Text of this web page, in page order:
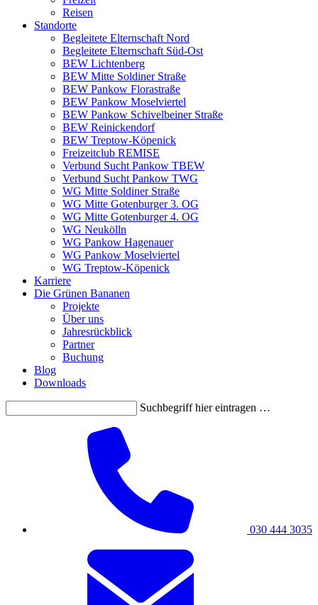
Reisen
Standorte
Begleitete Elternschaft Nord
Begleitete Elternschaft Süd-Ost
BEW Lichtenberg
BEW Mitte Soldiner Straße
BEW Pankow Florastraße
BEW Pankow Moselviertel
BEW Pankow Schivelbeiner Straße
BEW Reinickendorf
BEW Treptow-Köpenick
Freizeitclub REMISE
Verbund Sucht Pankow TBEW
Verbund Sucht Pankow TWG
WG Mitte Soldiner Straße
WG Mitte Gotenburger 3. OG
WG Mitte Gotenburger 4. OG
WG Neukölln
WG Pankow Hagenauer
WG Pankow Moselviertel
WG Treptow-Köpenick
Karriere
Die Grünen Bananen
Projekte
Über uns
Jahresrückblick
Partner
Buchung
Blog
Downloads
Suchbegriff hier eintragen …
030 444 3035